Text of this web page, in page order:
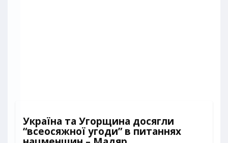
Україна та Угорщина досягли
“всеосяжної угоди” в питаннях